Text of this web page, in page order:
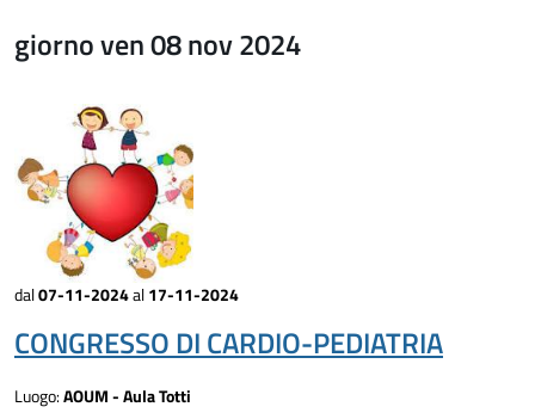
giorno ven 08 nov 2024
dal07-11-2024al 17-11-2024
CONGRESSO DI CARDIO-PEDIATRIA
Luogo:AOUM - Aula Totti